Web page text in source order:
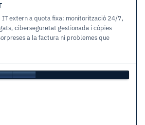
extern a quota fixa: monitorització 24/7,
ciberseguretat gestionada i còpies
a la factura ni problemes que